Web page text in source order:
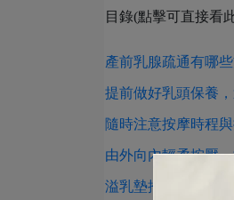
目錄(點擊可直接看
產前乳腺疏通有哪
提前做好乳頭保養
隨時注意按摩時程
由外向內輕柔按壓
溢乳墊推薦【奇妮